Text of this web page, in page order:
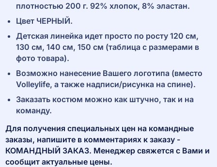
плотностью 200 г. 92% хлопок, 8% эластан.
Цвет ЧЕРНЫЙ.
Детская линейка идет просто по росту 120 см,
130 см, 140 см, 150 см (таблица с размерами в
фото товара).
Возможно нанесение Вашего логотипа (вместо
Volleylife, а также надписи/рисунка на спине).
Заказать костюм можно как штучно, так и на
команду.
Для получения специальных цен на командные
заказы, напишите в комментариях к заказу -
КОМАНДНЫЙ ЗАКАЗ. Менеджер свяжется с Вами и
сообщит актуальные цены.